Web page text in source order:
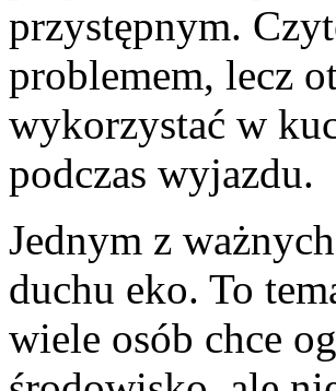
przystępnym.
problemem, lecz
wykorzystać w
podczas wyjazdu.
Jednym z
duchu eko. To
wiele osób chce